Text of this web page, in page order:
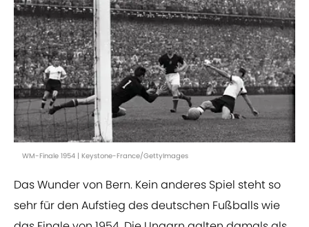
WM-Finale 1954 | Keystone-France/GettyImages
Das Wunder von Bern. Kein anderes Spiel steht so
sehr für den Aufstieg des deutschen Fußballs wie